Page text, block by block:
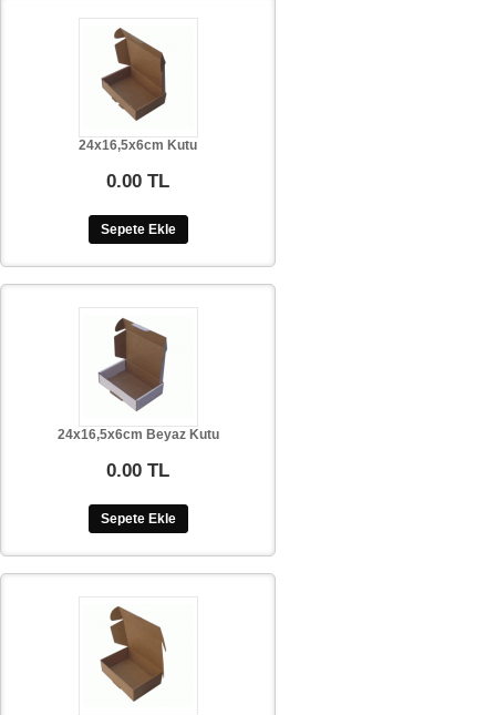
24x16,5x6cm Kutu
0.00 TL
Sepete Ekle
24x16,5x6cm Beyaz Kutu
0.00 TL
Sepete Ekle